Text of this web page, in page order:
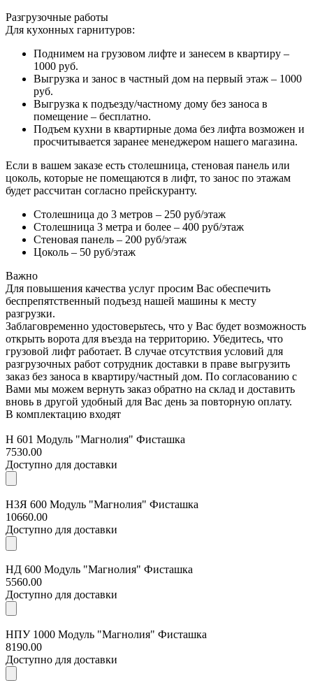
Разгрузочные работы
Для кухонных гарнитуров:
Поднимем на грузовом лифте и занесем в квартиру –
1000 руб.
Выгрузка и занос в частный дом на первый этаж – 1000
руб.
Выгрузка к подъезду/частному дому без заноса в
помещение – бесплатно.
Подъем кухни в квартирные дома без лифта возможен и
просчитывается заранее менеджером нашего магазина.
Если в вашем заказе есть столешница, стеновая панель или
цоколь, которые не помещаются в лифт, то занос по этажам
будет рассчитан согласно прейскуранту.
Столешница до 3 метров – 250 руб/этаж
Столешница 3 метра и более – 400 руб/этаж
Стеновая панель – 200 руб/этаж
Цоколь – 50 руб/этаж
Важно
Для повышения качества услуг просим Вас обеспечить
беспрепятственный подъезд нашей машины к месту
разгрузки.
Заблаговременно удостоверьтесь, что у Вас будет возможность
открыть ворота для въезда на территорию. Убедитесь, что
грузовой лифт работает. В случае отсутствия условий для
разгрузочных работ сотрудник доставки в праве выгрузить
заказ без заноса в квартиру/частный дом. По согласованию с
Вами мы можем вернуть заказ обратно на склад и доставить
вновь в другой удобный для Вас день за повторную оплату.
В комплектацию входят
Н 601 Модуль "Магнолия" Фисташка
7530.00
Доступно для доставки
Н3Я 600 Модуль "Магнолия" Фисташка
10660.00
Доступно для доставки
НД 600 Модуль "Магнолия" Фисташка
5560.00
Доступно для доставки
НПУ 1000 Модуль "Магнолия" Фисташка
8190.00
Доступно для доставки